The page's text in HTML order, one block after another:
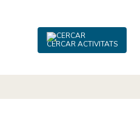
CERCAR ACTIVITATS